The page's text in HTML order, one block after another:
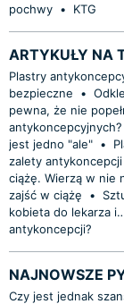
pochwy • KTG
ARTYKUŁY NA
Plastry
bezpieczne
•
pewna, że nie
antykoncepcyjnych?
jest jedno "ale" •
zalety
ciążę. Wierzą w nie
zajść w ciążę
•
kobieta do lekarza
antykoncepcji?
NAJNOWSZE
Czy jest jednak